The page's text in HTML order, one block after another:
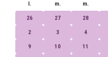
l. m. m.
26 27 28
2 3 4
9 10 11